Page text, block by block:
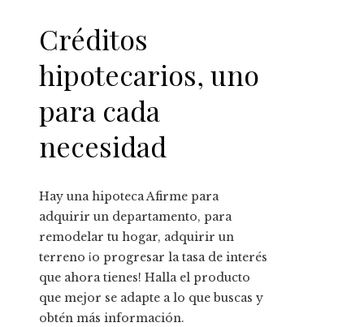
Créditos
hipotecarios, uno
para cada
necesidad
Hay una hipoteca Afirme para
adquirir un departamento, para
remodelar tu hogar, adquirir un
terreno ¡o progresar la tasa de interés
que ahora tienes! Halla el producto
que mejor se adapte a lo que buscas y
obtén más información.